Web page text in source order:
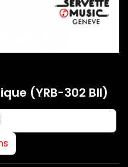
(YRB-302 BII)